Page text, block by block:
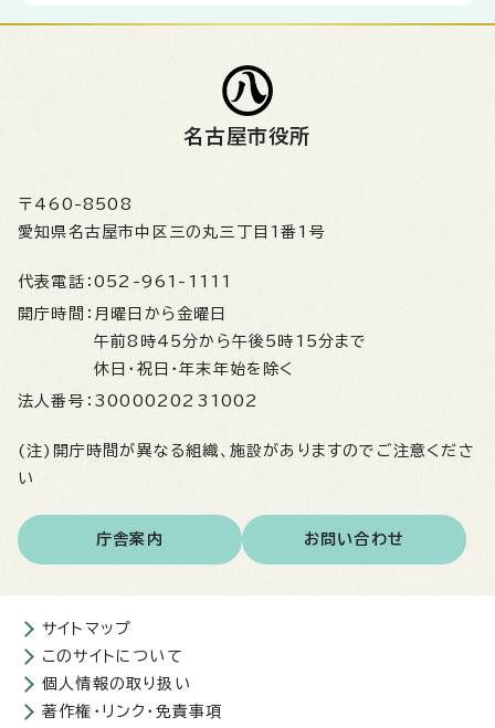
名古屋市役所
〒460-8508
愛知県名古屋市中区三の丸三丁目1番1号
代表電話： 052-961-1111
開庁時間： 月曜日から金曜日
午前8時45分から午後5時15分まで
休日・祝日・年末年始を除く
法人番号： 3000020231002
(注)開庁時間が異なる組織、施設がありますのでご注意くださ
い
庁舎案内 お問い合わせ
サイトマップ
このサイトについて
個人情報の取り扱い
著作権・リンク・免責事項